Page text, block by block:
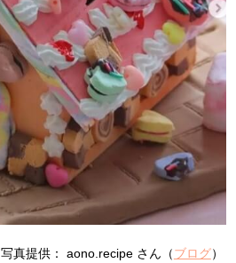
写真提供： aono.recipe さん（ブログ）